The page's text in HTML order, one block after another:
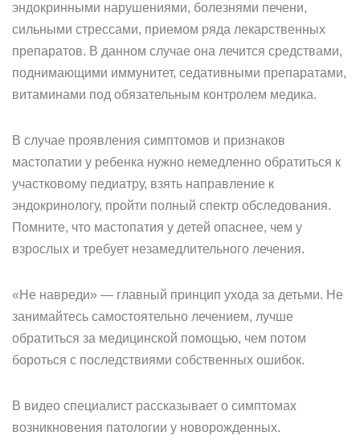
эндокринными нарушениями, болезнями печени,
сильными стрессами, приемом ряда лекарственных
препаратов. В данном случае она лечится средствами,
поднимающими иммунитет, седативными препаратами,
витаминами под обязательным контролем медика.
В случае проявления симптомов и признаков
мастопатии у ребенка нужно немедленно обратиться к
участковому педиатру, взять направление к
эндокринологу, пройти полный спектр обследования.
Помните, что мастопатия у детей опаснее, чем у
взрослых и требует незамедлительного лечения.
«Не навреди» — главный принцип ухода за детьми. Не
занимайтесь самостоятельно лечением, лучше
обратиться за медицинской помощью, чем потом
бороться с последствиями собственных ошибок.
В видео специалист рассказывает о симптомах
возникновения патологии у новорожденных.